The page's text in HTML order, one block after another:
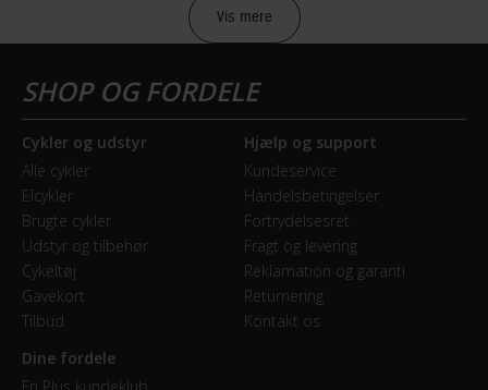
Bagbremse
Fodbremse
Forbremse
Mekanisk fælgbremse
GEAR
Indvendige gear
Vis mere
Cykler og udstyr
Alle cykler
Elcykler
Brugte cykler
Udstyr og tilbehør
Cykeltøj
Gavekort
Tilbud
Hjælp og support
Kundeservice
Handelsbetingelser
Fortrydelsesret
Fragt og levering
Reklamation og garanti
Returnering
Kontakt os
Dine fordele